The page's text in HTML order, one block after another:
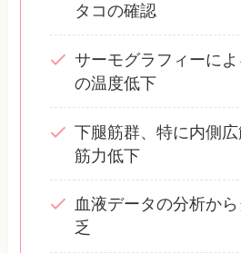
タコの確認
サーモグラフィーに
の温度低下
下腿筋群、特に内側
筋力低下
血液データの分析か
乏